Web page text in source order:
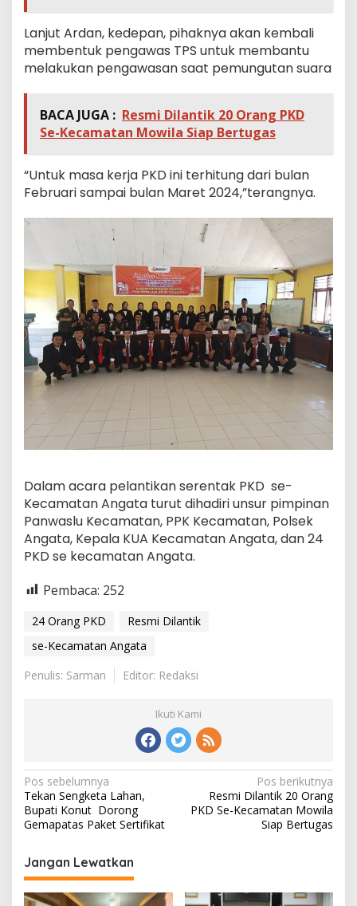
Lanjut Ardan, kedepan, pihaknya akan kembali
membentuk pengawas TPS untuk membantu
melakukan pengawasan saat pemungutan suara
BACA JUGA : Resmi Dilantik 20 Orang PKD
Se-Kecamatan Mowila Siap Bertugas
“Untuk masa kerja PKD ini terhitung dari bulan
Februari sampai bulan Maret 2024,”terangnya.
Dalam acara pelantikan serentak PKD se-
Kecamatan Angata turut dihadiri unsur pimpinan
Panwaslu Kecamatan, PPK Kecamatan, Polsek
Angata, Kepala KUA Kecamatan Angata, dan 24
PKD se kecamatan Angata.
Pembaca: 252
24 Orang PKD
Resmi Dilantik
se-Kecamatan Angata
Penulis: Sarman
Editor: Redaksi
Ikuti Kami
Navigasi
pos
Pos sebelumnya
Tekan Sengketa Lahan,
Bupati Konut Dorong
Gemapatas Paket Sertifikat
Pos berikutnya
Resmi Dilantik 20 Orang
PKD Se-Kecamatan Mowila
Siap Bertugas
Jangan Lewatkan